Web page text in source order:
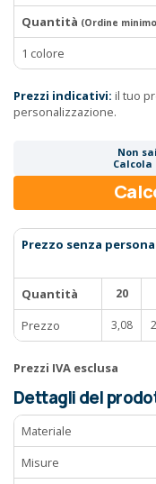
Quantità (Ordine
1 colore
Prezzi indicativi: il tuo
personalizzazione.
Non
Prezzo senza
Quantità
20
Prezzo 3,08
Prezzi IVA esclusa
Dettagli del
Materiale
Misure